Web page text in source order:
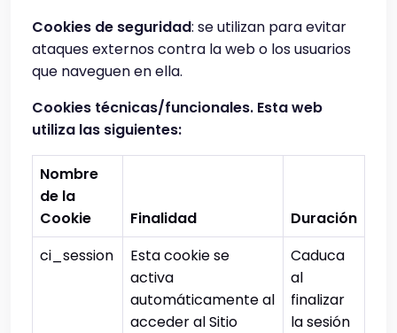
Cookies de seguridad: se utilizan para evitar
ataques externos contra la web o los usuarios
que naveguen en ella.
Cookies técnicas/funcionales. Esta web
utiliza las siguientes:
Nombre
de la
Cookie
Finalidad
Duración
ci_session
Esta cookie se
activa
automáticamente al
acceder al Sitio
Caduca
al
finalizar
la sesión